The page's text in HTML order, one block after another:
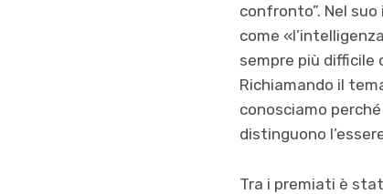
confronto”. Nel
come
sempre più difficile
Richiamando il
conosciamo
distinguono
Tra i premiati è